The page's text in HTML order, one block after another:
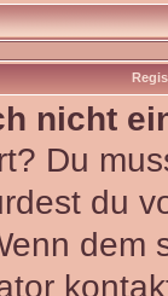
nicht
Du
du
dem